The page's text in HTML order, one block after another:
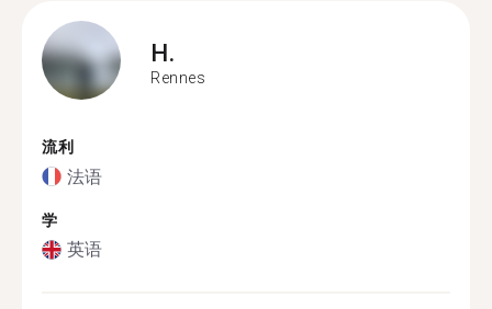
H.
Rennes
流利
法语
学
英语